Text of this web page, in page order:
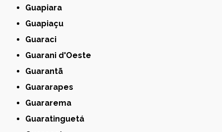
Guapiara
Guapiaçu
Guaraci
Guarani d'Oeste
Guarantã
Guararapes
Guararema
Guaratinguetá